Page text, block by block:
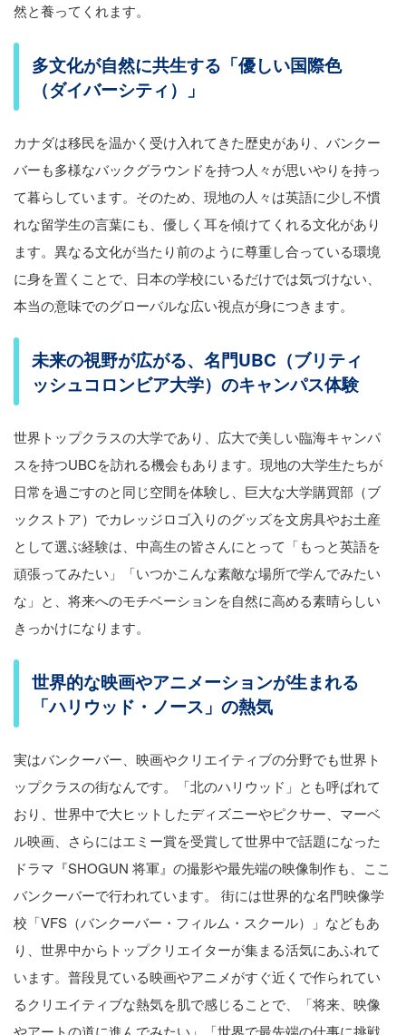
然と養ってくれます。
多文化が自然に共生する「優しい国際色
（ダイバーシティ）」
カナダは移民を温かく受け入れてきた歴史があり、バンクー
バーも多様なバックグラウンドを持つ人々が思いやりを持っ
て暮らしています。そのため、現地の人々は英語に少し不慣
れな留学生の言葉にも、優しく耳を傾けてくれる文化があり
ます。異なる文化が当たり前のように尊重し合っている環境
に身を置くことで、日本の学校にいるだけでは気づけない、
本当の意味でのグローバルな広い視点が身につきます。
未来の視野が広がる、名門UBC（ブリティ
ッシュコロンビア大学）のキャンパス体験
世界トップクラスの大学であり、広大で美しい臨海キャンパ
スを持つUBCを訪れる機会もあります。現地の大学生たちが
日常を過ごすのと同じ空間を体験し、巨大な大学購買部（ブ
ックストア）でカレッジロゴ入りのグッズを文房具やお土産
として選ぶ経験は、中高生の皆さんにとって「もっと英語を
頑張ってみたい」「いつかこんな素敵な場所で学んでみたい
な」と、将来へのモチベーションを自然に高める素晴らしい
きっかけになります。
世界的な映画やアニメーションが生まれる
「ハリウッド・ノース」の熱気
実はバンクーバー、映画やクリエイティブの分野でも世界ト
ップクラスの街なんです。「北のハリウッド」とも呼ばれて
おり、世界中で大ヒットしたディズニーやピクサー、マーベ
ル映画、さらにはエミー賞を受賞して世界中で話題になった
ドラマ『SHOGUN 将軍』の撮影や最先端の映像制作も、ここ
バンクーバーで行われています。 街には世界的な名門映像学
校「VFS（バンクーバー・フィルム・スクール）」などもあ
り、世界中からトップクリエイターが集まる活気にあふれて
います。普段見ている映画やアニメがすぐ近くで作られてい
るクリエイティブな熱気を肌で感じることで、「将来、映像
やアートの道に進んでみたい」「世界で最先端の仕事に挑戦